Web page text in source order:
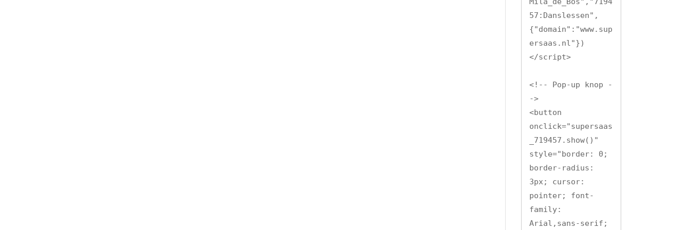
57:Danslessen",
{"domain":"www.sup
ersaas.nl"})
</script>
<!-- Pop-up knop -
->
<button
onclick="supersaas
_719457.show()"
style="border: 0;
border-radius:
3px; cursor:
pointer; font-
family:
Arial,sans-serif;